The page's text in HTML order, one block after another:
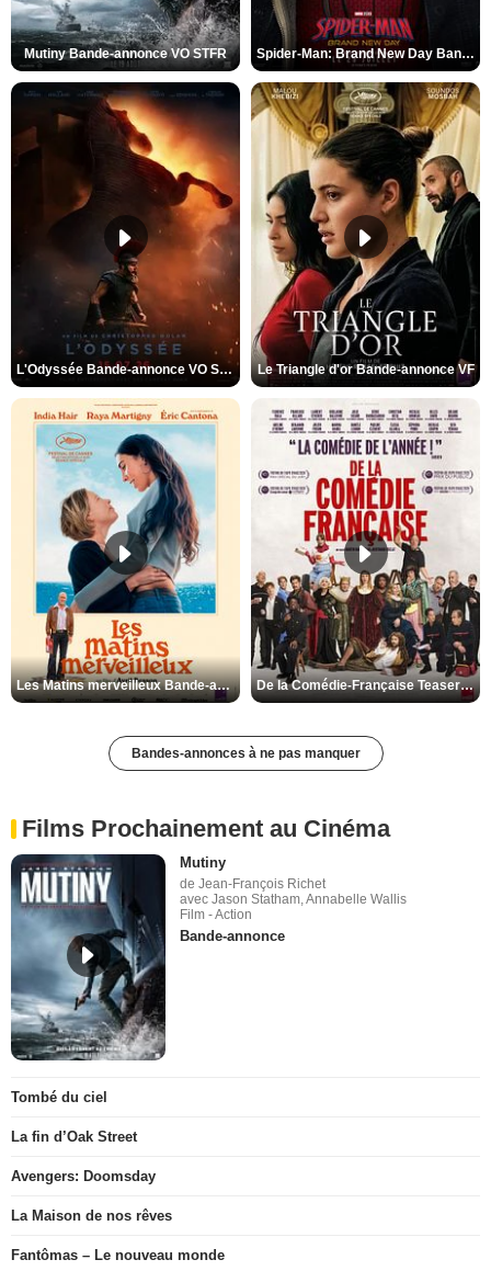
Mutiny Bande-annonce VO STFR Spider-Man: Brand New Day Bande-annonce VO STFR
L'Odyssée Bande-annonce VO STFR Le Triangle d'or Bande-annonce VF
Les Matins merveilleux Bande-annonce VF De la Comédie-Française Teaser VF
Bandes-annonces à ne pas manquer
Films Prochainement au Cinéma
Mutiny
de Jean-François Richet
avec Jason Statham, Annabelle Wallis
Film - Action
Bande-annonce
Tombé du ciel
La fin d’Oak Street
Avengers: Doomsday
La Maison de nos rêves
Fantômas – Le nouveau monde